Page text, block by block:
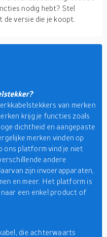
nodig hebt? Stel
versie die je koopt.
van merken
krijg je functies zoals
dichtheid en aangepaste
merken vinden op
ons platform vind je niet
andere
zijn invoerapparaten,
en meer. Het platform is
een enkel product of
die achterwaarts